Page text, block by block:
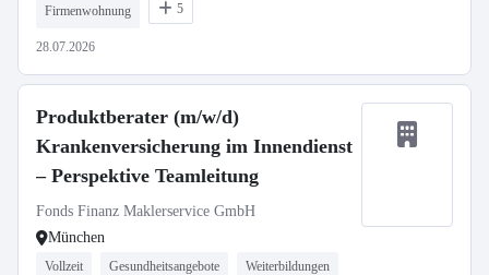
Firmenwohnung 5
28.07.2026
Produktberater (m/w/d)
Krankenversicherung im Innendienst
– Perspektive Teamleitung
Fonds Finanz Maklerservice GmbH
München
Vollzeit Gesundheitsangebote Weiterbildungen